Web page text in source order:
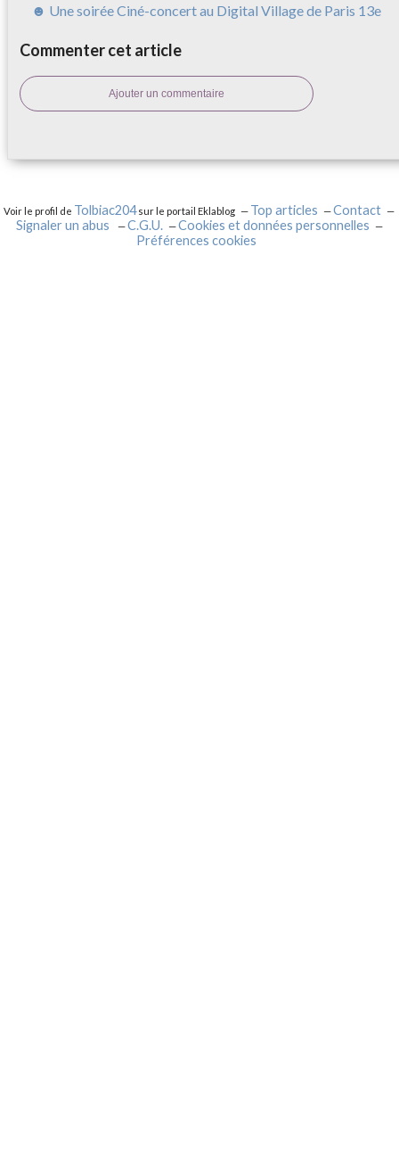
☻ Une soirée Ciné-concert au Digital Village de Paris 13e
Commenter cet article
Ajouter un commentaire
Voir le profil de Tolbiac204sur le portail Eklablog Top articles
Contact
Signaler un abus
C.G.U.
Cookies et données personnelles
Préférences cookies